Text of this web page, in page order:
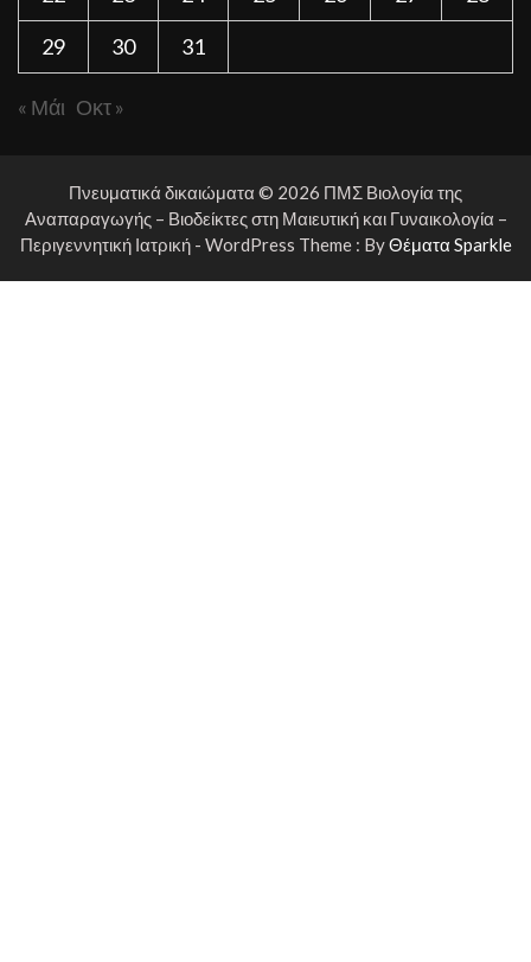
29
30 31
« Μάι Οκτ »
Πνευματικά δικαιώματα © 2026 ΠΜΣ Βιολογία της
Αναπαραγωγής – Βιοδείκτες στη Μαιευτική και Γυναικολογία –
Περιγεννητική Ιατρική - WordPress Theme : ByΘέματα Sparkle